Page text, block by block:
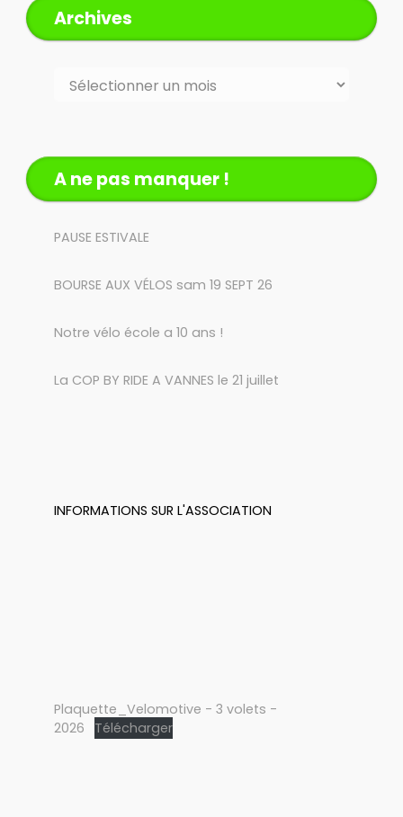
Archives
Archives
A ne pas manquer !
PAUSE ESTIVALE
BOURSE AUX VÉLOS sam 19 SEPT 26
Notre vélo école a 10 ans !
La COP BY RIDE A VANNES le 21 juillet
INFORMATIONS SUR L'ASSOCIATION
Plaquette_Velomotive - 3 volets -
2026
Télécharger